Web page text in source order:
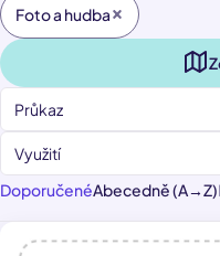
Foto a hudba
Průkaz
Využití
DoporučenéAbecedně (A→Z)